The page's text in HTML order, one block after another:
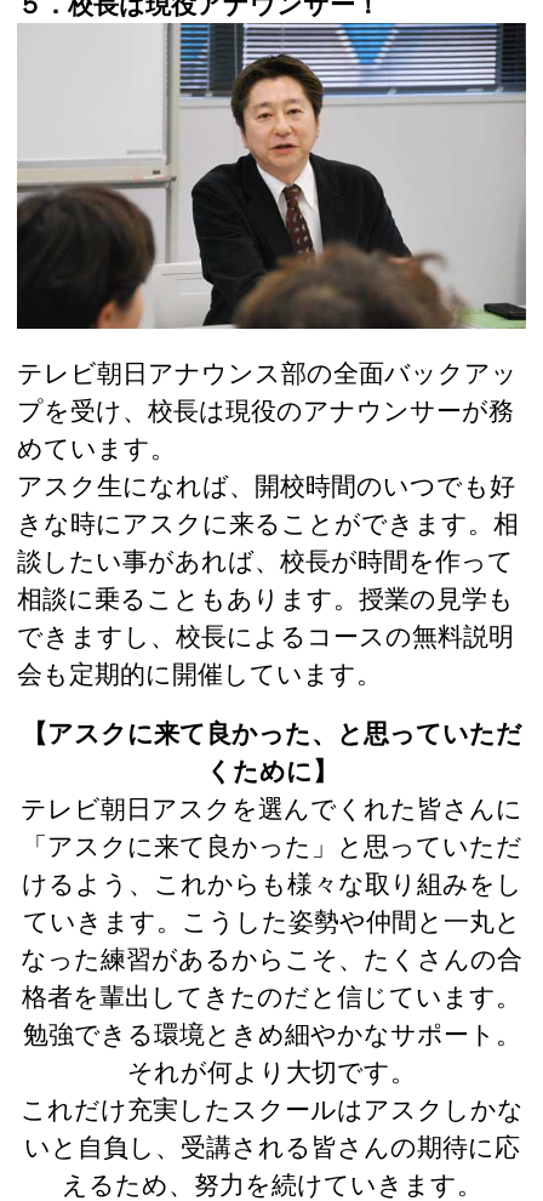
テレビ朝日アナウンス部の全面バックアッ
プを受け、校長は現役のアナウンサーが務
めています。
アスク生になれば、開校時間のいつでも好
きな時にアスクに来ることができます。相
談したい事があれば、校長が時間を作って
相談に乗ることもあります。授業の見学も
できますし、校長によるコースの無料説明
会も定期的に開催しています。
【アスクに来て良かった、と思っていただ
くために】
テレビ朝日アスクを選んでくれた皆さんに
「アスクに来て良かった」と思っていただ
けるよう、これからも様々な取り組みをし
ていきます。こうした姿勢や仲間と一丸と
なった練習があるからこそ、たくさんの合
格者を輩出してきたのだと信じています。
勉強できる環境ときめ細やかなサポート。
それが何より大切です。
これだけ充実したスクールはアスクしかな
いと自負し、受講される皆さんの期待に応
えるため、努力を続けていきます。